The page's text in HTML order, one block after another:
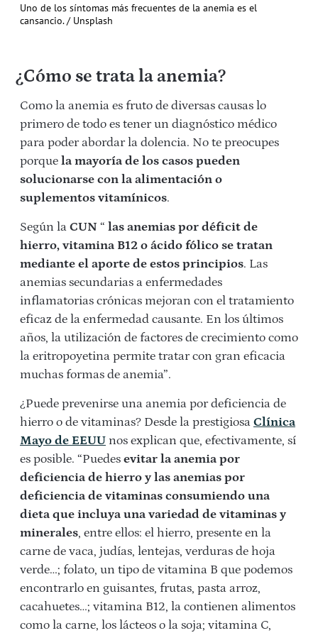
Uno de los síntomas más frecuentes de la anemia es el
cansancio. / Unsplash
¿Cómo se trata la anemia?
Como la anemia es fruto de diversas causas lo
primero de todo es tener un diagnóstico médico
para poder abordar la dolencia. No te preocupes
porque la mayoría de los casos pueden
solucionarse con la alimentación o
suplementos vitamínicos.
Según la CUN “ las anemias por déficit de
hierro, vitamina B12 o ácido fólico se tratan
mediante el aporte de estos principios. Las
anemias secundarias a enfermedades
inflamatorias crónicas mejoran con el tratamiento
eficaz de la enfermedad causante. En los últimos
años, la utilización de factores de crecimiento como
la eritropoyetina permite tratar con gran eficacia
muchas formas de anemia”.
¿Puede prevenirse una anemia por deficiencia de
hierro o de vitaminas? Desde la prestigiosa Clínica
Mayo de EEUU nos explican que, efectivamente, sí
es posible. “Puedes evitar la anemia por
deficiencia de hierro y las anemias por
deficiencia de vitaminas consumiendo una
dieta que incluya una variedad de vitaminas y
minerales, entre ellos: el hierro, presente en la
carne de vaca, judías, lentejas, verduras de hoja
verde…; folato, un tipo de vitamina B que podemos
encontrarlo en guisantes, frutas, pasta arroz,
cacahuetes…; vitamina B12, la contienen alimentos
como la carne, los lácteos o la soja; vitamina C,